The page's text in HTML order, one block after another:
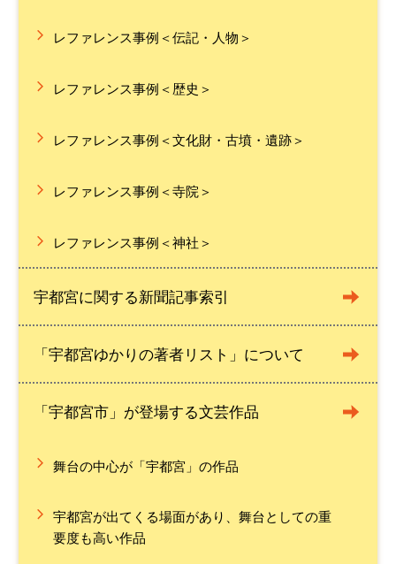
レファレンス事例＜伝記・人物＞
レファレンス事例＜歴史＞
レファレンス事例＜文化財・古墳・遺跡＞
レファレンス事例＜寺院＞
レファレンス事例＜神社＞
宇都宮に関する新聞記事索引
「宇都宮ゆかりの著者リスト」について
「宇都宮市」が登場する文芸作品
舞台の中心が「宇都宮」の作品
宇都宮が出てくる場面があり、舞台としての重
要度も高い作品